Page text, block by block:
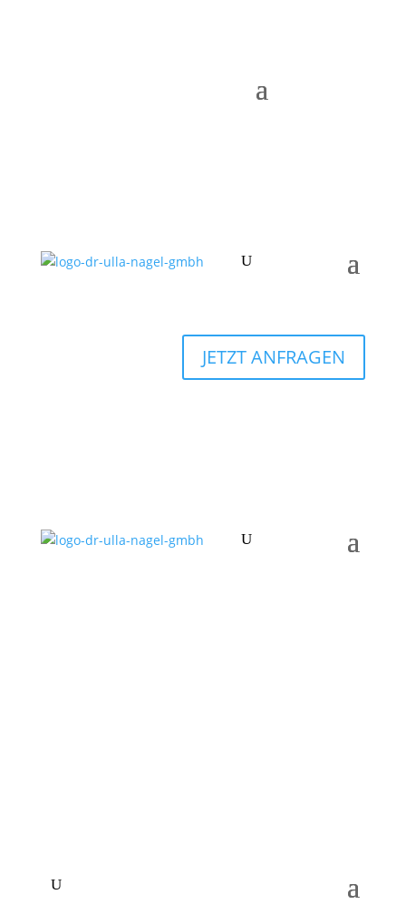
JETZT ANFRAGEN